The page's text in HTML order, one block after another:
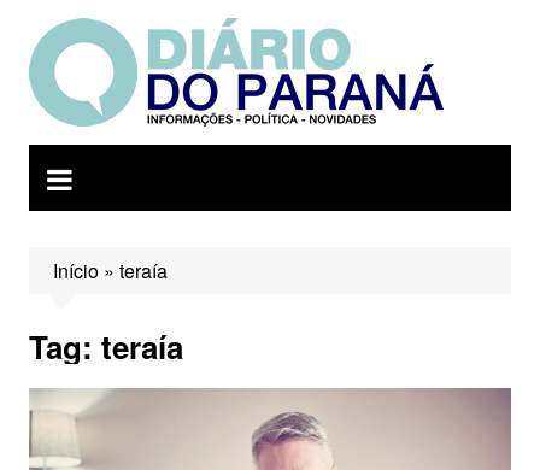
para
conteúdo
Início» teraía
Tag: teraía